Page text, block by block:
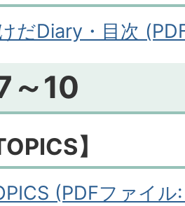
だDiary・目次
～10
】
(PDFファイル